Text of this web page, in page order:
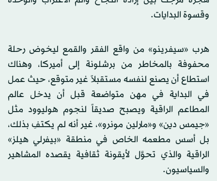
وقسوة البدايات.
هرب «سيفرينو» من واقع الفقر والقمع ليخوض رحلة
محفوفة بالمخاطر من برشلونة إلى أميركا، وهناك
استطاع أن يصنع لنفسه مستقبلاً غير متوقع، حيث عمل
في البداية في مهن متواضعة قبل أن يدخل عالم
المطاعم الراقية ويصبح صديقاً لنجوم هوليوود مثل
«جيمس دين» و«مارلين مونرو»، غير أنه لم يكتفِ بذلك،
بل أسس مطعمه الخاص في منطقة «بيفرلي هيلز»
الراقية والذي تحوَّل لأيقونة ثقافية يقصده المشاهير
والسياسيون.